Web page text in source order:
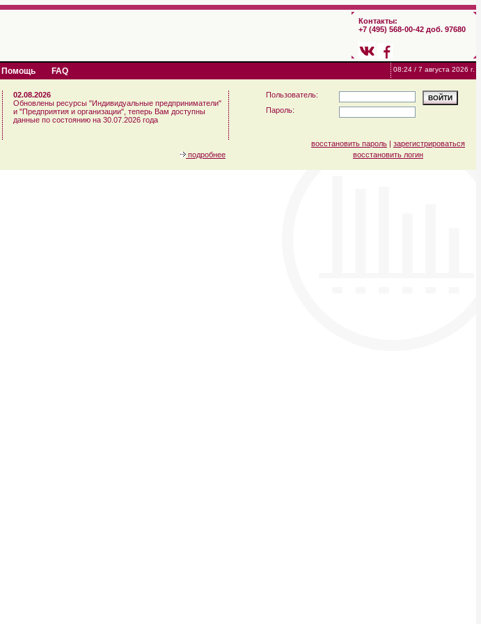
Контакты:
+7 (495) 568-00-42 доб. 97680
Помощь FAQ 08:24 / 7 августа 2026 г.
02.08.2026
Обновлены ресурсы "Индивидуальные предприниматели"
и "Предприятия и организации", теперь Вам доступны
данные по состоянию на 30.07.2026 года
подробнее
Пользователь:
Пароль:
восстановить пароль | зарегистрироваться
восстановить логин